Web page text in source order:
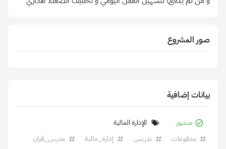
صور المشروع
بيانات إضافية
منشور
الإدارة المالية
مدفوعات
تدريس إدارة_مالية
مدرس_قران